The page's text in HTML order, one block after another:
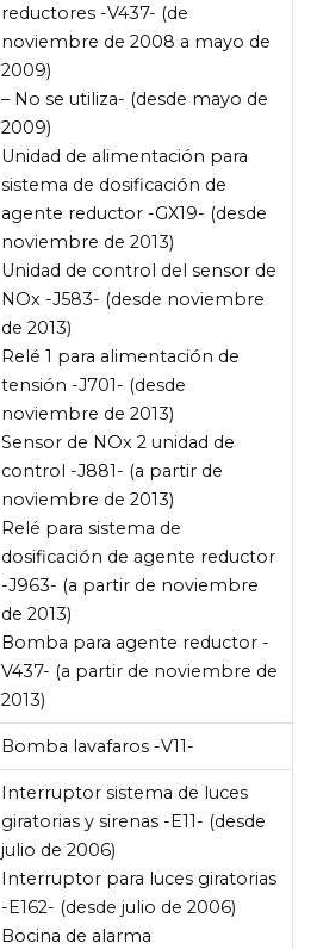
reductores -V437- (de
noviembre de 2008 a mayo de
2009)
– No se utiliza- (desde mayo de
2009)
Unidad de alimentación para
sistema de dosificación de
agente reductor -GX19- (desde
noviembre de 2013)
Unidad de control del sensor de
NOx -J583- (desde noviembre
de 2013)
Relé 1 para alimentación de
tensión -J701- (desde
noviembre de 2013)
Sensor de NOx 2 unidad de
control -J881- (a partir de
noviembre de 2013)
Relé para sistema de
dosificación de agente reductor
-J963- (a partir de noviembre
de 2013)
Bomba para agente reductor -
V437- (a partir de noviembre de
2013)
Bomba lavafaros -V11-
Interruptor sistema de luces
giratorias y sirenas -E11- (desde
julio de 2006)
Interruptor para luces giratorias
-E162- (desde julio de 2006)
Bocina de alarma